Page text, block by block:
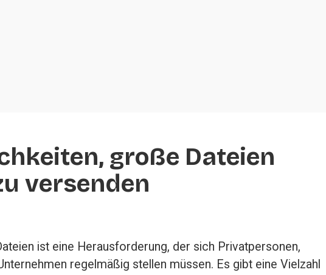
große Dateien
versenden
ist eine Herausforderung, der sich Privatpersonen,
regelmäßig stellen müssen. Es gibt eine Vielzahl